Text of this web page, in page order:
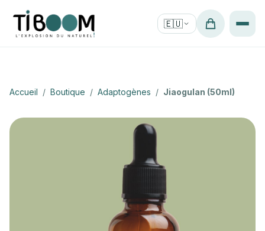
🇪🇺
Accueil / Boutique / Adaptogènes / Jiaogulan (50ml)